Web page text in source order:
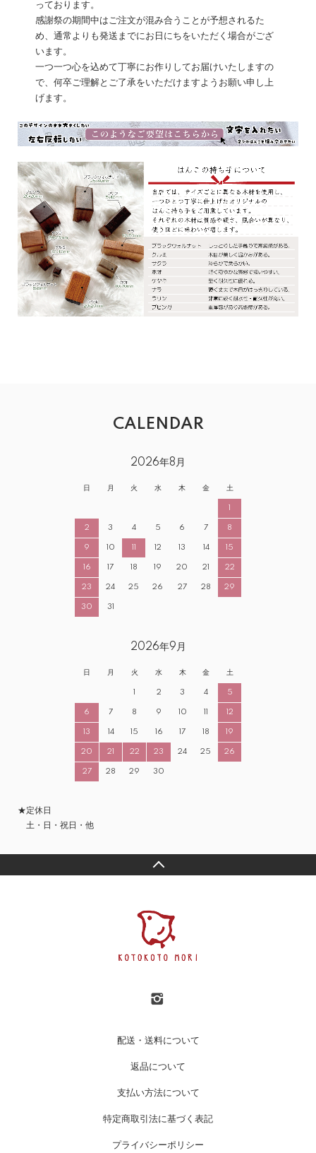
っております。
感謝祭の期間中はご注文が混み合うことが予想されるた
め、通常よりも発送までにお日にちをいただく場合がござ
います。
一つ一つ心を込めて丁寧にお作りしてお届けいたしますの
で、何卒ご理解とご了承をいただけますようお願い申し上
げます。
CALENDAR
2026年8月
日 月 火 水 木 金 土
1
2 3 4 5 6 7 8
9 10 11 12 13 14 15
16 17 18 19 20 21 22
23 24 25 26 27 28 29
30 31
2026年9月
日 月 火 水 木 金 土
1 2 3 4 5
6 7 8 9 10 11 12
13 14 15 16 17 18 19
20 21 22 23 24 25 26
27 28 29 30
★定休日
土・日・祝日・他
配送・送料について
返品について
支払い方法について
特定商取引法に基づく表記
プライバシーポリシー